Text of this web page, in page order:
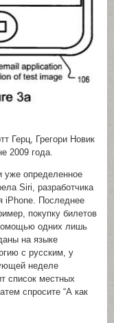
Герц, Грегори Новик
2009 года.
уже определенное
Siri, разработчика
iPhone. Последнее
покупку билетов
одних лишь
на языке
с русским, у
неделе
список местных
спросите “А как